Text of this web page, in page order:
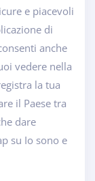
e piacevoli
di
anche
vedere nella
la tua
il Paese tra
dare
su Io sono e